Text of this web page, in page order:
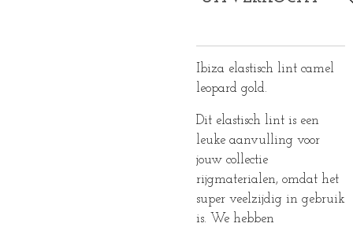
Ibiza elastisch lint camel
leopard gold.
Dit elastisch lint is een
leuke aanvulling voor
jouw collectie
rijgmaterialen, omdat het
super veelzijdig in gebruik
is. We hebben